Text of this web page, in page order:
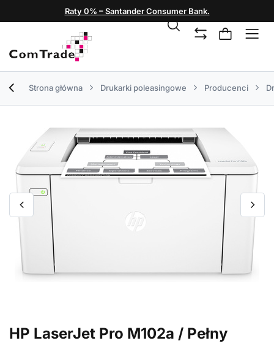
Raty 0% – Santander Consumer Bank.
Strona główna Drukarki poleasingowe Producenci
HP LaserJet Pro M102a / Pełny